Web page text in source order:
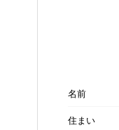
名前
住まい